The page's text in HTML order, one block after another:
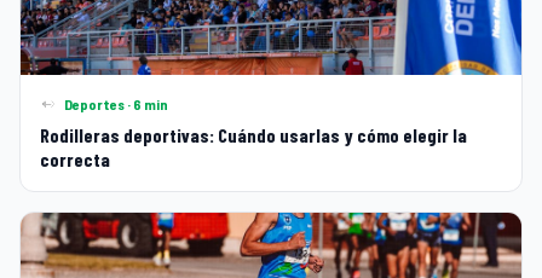
Deportes · 6 min
Rodilleras deportivas: Cuándo usarlas y cómo elegir la
correcta